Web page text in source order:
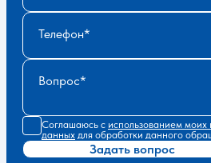
Телефон
Вопрос
Соглашаюсь с использованием моих
данных для обработки данного
Задать вопрос